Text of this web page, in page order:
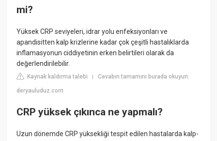
mi?
Yüksek CRP seviyeleri, idrar yolu enfeksiyonları ve
apandisitten kalp krizlerine kadar çok çeşitli hastalıklarda
inflamasyonun ciddiyetinin erken belirtileri olarak da
değerlendirilebilir.
Kaynak kaldırma talebi |Cevabın tamamını burada okuyun:
deryauluduz.com
CRP yüksek çıkınca ne yapmalı?
Uzun dönemde CRP yüksekliği tespit edilen hastalarda kalp-